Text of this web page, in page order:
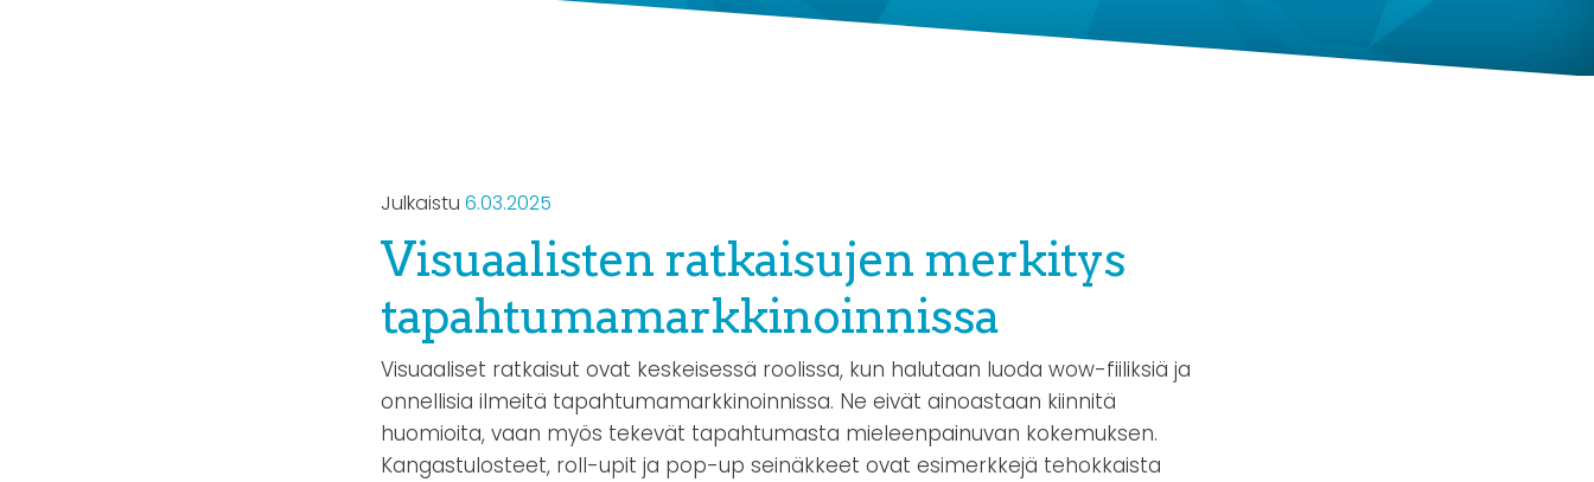
Julkaistu6.03.2025
Visuaalisten ratkaisujen merkitys
tapahtumamarkkinoinnissa
Visuaaliset ratkaisut ovat keskeisessä roolissa, kun halutaan luoda wow-fiiliksiä ja
onnellisia ilmeitä tapahtumamarkkinoinnissa. Ne eivät ainoastaan kiinnitä
huomioita, vaan myös tekevät tapahtumasta mieleenpainuvan kokemuksen.
Kangastulosteet, roll-upit ja pop-up seinäkkeet ovat esimerkkejä tehokkaista